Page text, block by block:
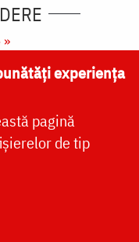
»
experiența
pagină
de tip